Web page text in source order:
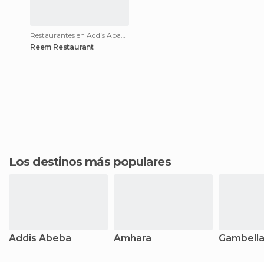
Restaurantes en Addis Ababa
Reem Restaurant
Los destinos más populares
Addis Abeba Amhara Gambella